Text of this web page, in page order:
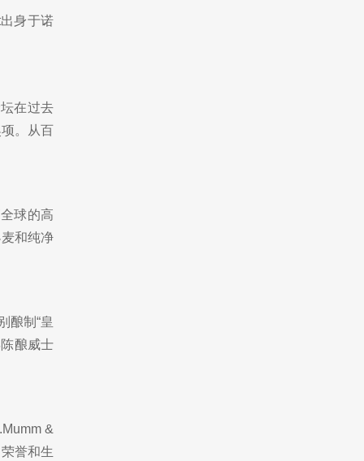
身于诺
在过去
。从百
球的高
和纯净
酿制“皇
酿威士
&
誉和生